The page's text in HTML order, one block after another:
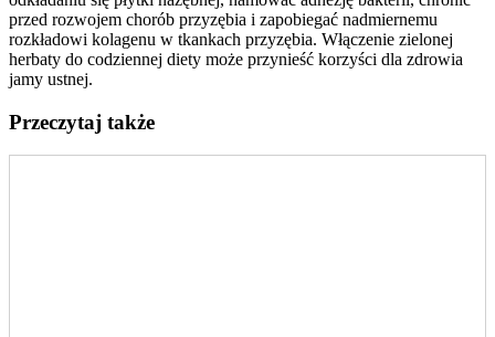
przed rozwojem chorób przyzębia i zapobiegać nadmiernemu
rozkładowi kolagenu w tkankach przyzębia. Włączenie zielonej
herbaty do codziennej diety może przynieść korzyści dla zdrowia
jamy ustnej.
Przeczytaj także